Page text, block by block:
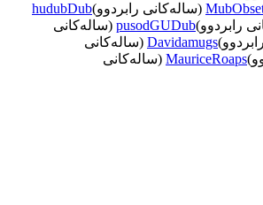
(ساله‌كانی رابردوو)hudubDub
رابردوو)pusodGUDub (ساله‌كانی
Davidamugs (ساله‌كانی
MauriceRoaps (ساله‌كانی